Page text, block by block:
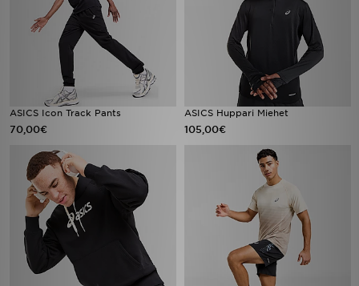
ASICS Icon Track Pants
70,00€
ASICS Huppari Miehet
105,00€